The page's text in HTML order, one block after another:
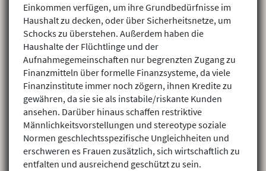
Einkommen verfügen, um ihre Grundbedürfnisse im
Haushalt zu decken, oder über Sicherheitsnetze, um
Schocks zu überstehen. Außerdem haben die
Haushalte der Flüchtlinge und der
Aufnahmegemeinschaften nur begrenzten Zugang zu
Finanzmitteln über formelle Finanzsysteme, da viele
Finanzinstitute immer noch zögern, ihnen Kredite zu
gewähren, da sie sie als instabile/riskante Kunden
ansehen. Darüber hinaus schaffen restriktive
Männlichkeitsvorstellungen und stereotype soziale
Normen geschlechtsspezifische Ungleichheiten und
erschweren es Frauen zusätzlich, sich wirtschaftlich zu
entfalten und ausreichend geschützt zu sein.